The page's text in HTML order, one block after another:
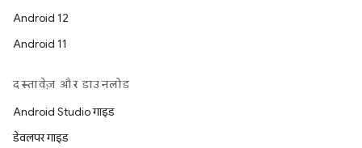
Android 12
Android 11
दस्तावेज़ और डाउनलोड
Android Studio गाइड
डेवलपर गाइड